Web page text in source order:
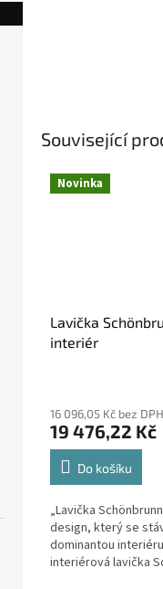
Související
Novinka
Lavička
interiér
16 096,05 Kč bez DPH
19 476,22 Kč
Do košíku
„Lavička
design, který se
dominantou
interiérová lavička